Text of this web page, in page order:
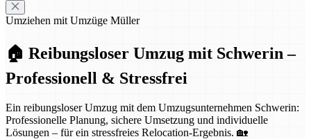
Umziehen mit Umzüge Müller
🏠 Reibungsloser Umzug mit Schwerin –
Professionell & Stressfrei
Ein reibungsloser Umzug mit dem Umzugsunternehmen Schwerin:
Professionelle Planung, sichere Umsetzung und individuelle
Lösungen – für ein stressfreies Relocation-Ergebnis. 🏡